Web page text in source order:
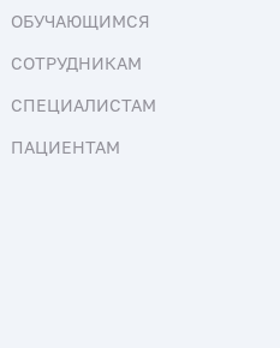
ОБУЧАЮЩИМСЯ
СОТРУДНИКАМ
СПЕЦИАЛИСТАМ
ПАЦИЕНТАМ